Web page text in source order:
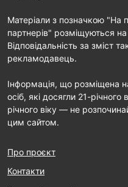
Матеріали з позначкою "На
партнерів" розміщуються
Відповідальність за зміст
рекламодавець.
Інформація, що розміщена
осіб, які досягли 21-
річного віку — не
цим сайтом.
Про проєкт
Контакти